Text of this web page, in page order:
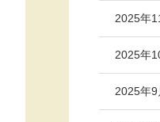
2025年
2025年
2025年9